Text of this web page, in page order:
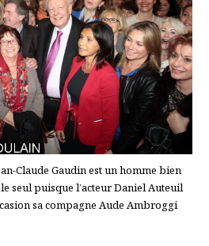
Claude Gaudin est un homme bien
seul puisque l’acteur Daniel Auteuil
sa compagne Aude Ambroggi